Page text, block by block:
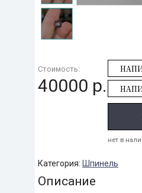
Стоимость:
40000 р.
нет в
Категория: Шпинель
Описание